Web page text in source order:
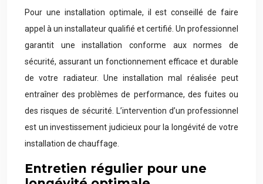
Pour une installation optimale, il est conseillé de faire
appel à un installateur qualifié et certifié. Un professionnel
garantit une installation conforme aux normes de
sécurité, assurant un fonctionnement efficace et durable
de votre radiateur. Une installation mal réalisée peut
entraîner des problèmes de performance, des fuites ou
des risques de sécurité. L’intervention d’un professionnel
est un investissement judicieux pour la longévité de votre
installation de chauffage.
Entretien régulier pour une